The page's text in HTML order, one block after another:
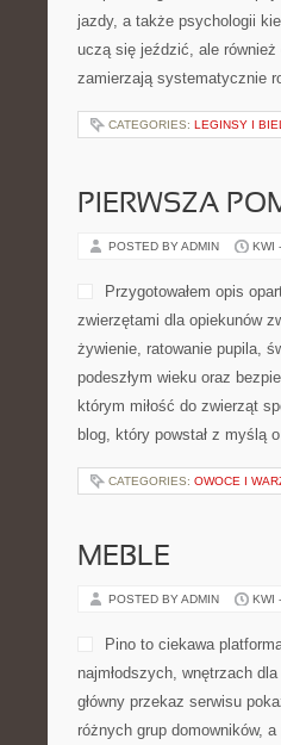
jazdy, a także psychologii
uczą się jeździć, ale
zamierzają systematycznie
CATEGORIES: LEGINSY I
PIERWSZA
POSTED BY ADMIN KWI
Przygotowałem opis
zwierzętami dla opiekunów
żywienie, ratowanie pupila,
podeszłym wieku oraz
którym miłość do zwierząt
blog, który powstał z myślą
CATEGORIES: OWOCE I
MEBLE
POSTED BY ADMIN KWI
Pino to ciekawa
najmłodszych, wnętrzach
główny przekaz serwisu
różnych grup domowników,